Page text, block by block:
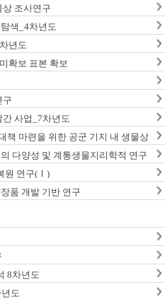
상 조사연구
색_4차년도
년도
확보 표본 확보
구
사업_7차년도
책 마련을 위한 공군 기지 내 생물상
다양성 및 계통생물지리학적 연구
원 연구(Ⅰ)
품 개발 기반 연구
8차년도
도